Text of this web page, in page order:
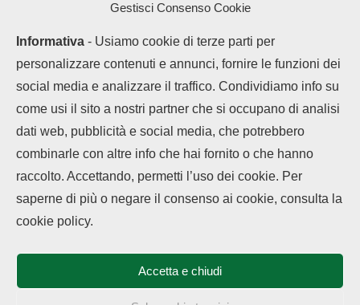
Gestisci Consenso Cookie
Informativa - Usiamo cookie di terze parti per
personalizzare contenuti e annunci, fornire le funzioni dei
social media e analizzare il traffico. Condividiamo info su
come usi il sito a nostri partner che si occupano di analisi
dati web, pubblicità e social media, che potrebbero
combinarle con altre info che hai fornito o che hanno
raccolto. Accettando, permetti l’uso dei cookie. Per
saperne di più o negare il consenso ai cookie, consulta la
cookie policy.
Accetta e chiudi
Chi siamo Contatti Disclaimer
Privacy Policy
Questo blog non rappresenta una testata giornalistica in quanto viene
aggiornato senza alcuna periodicità. Non può pertanto considerarsi un
OPPO Find X9 Ultra